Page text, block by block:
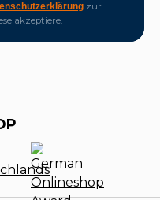
zur
akzeptiere.